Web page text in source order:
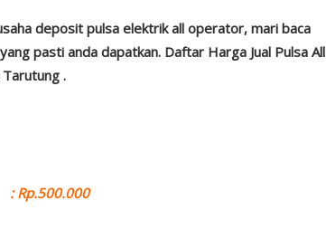
deposit pulsa elektrik all operator, mari baca
pasti anda dapatkan. Daftar Harga Jual Pulsa All
.
Rp.500.000